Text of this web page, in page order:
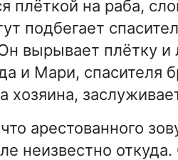
плёткой на раба,
подбегает
вырывает плётку
и Мари, спасителя
хозяина,
арестованного
неизвестно